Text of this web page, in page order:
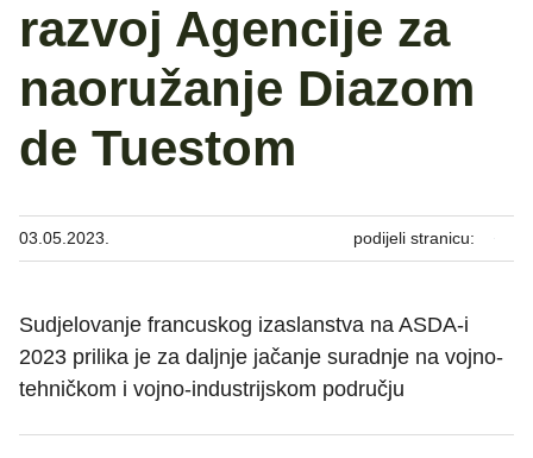
razvoj Agencije za
naoružanje Diazom
de Tuestom
03.05.2023. podijeli stranicu:
Sudjelovanje francuskog izaslanstva na ASDA-i
2023 prilika je za daljnje jačanje suradnje na vojno-
tehničkom i vojno-industrijskom području